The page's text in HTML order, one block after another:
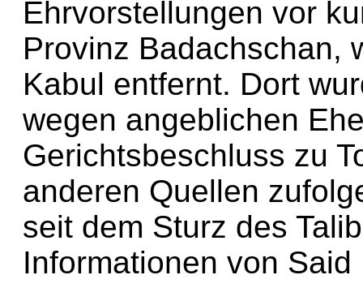
Ehrvorstellungen vor
Provinz Badachschan,
Kabul entfernt. Dort
wegen angeblichen
Gerichtsbeschluss zu
anderen Quellen
seit dem Sturz des
Informationen von